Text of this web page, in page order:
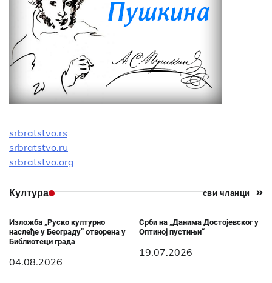
srbratstvo.rs
srbratstvo.ru
srbratstvo.org
Култура сви чланци
Изложба „Руско културно
наслеђе у Београду” отворена у
Библиотеци града
04.08.2026
Срби на „Данима Достојевског у
Оптиној пустињи“
19.07.2026